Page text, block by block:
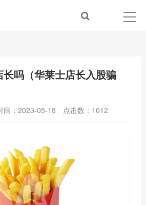
吗（华莱士店长入股骗
间：2023-05-18 点击数： 1012